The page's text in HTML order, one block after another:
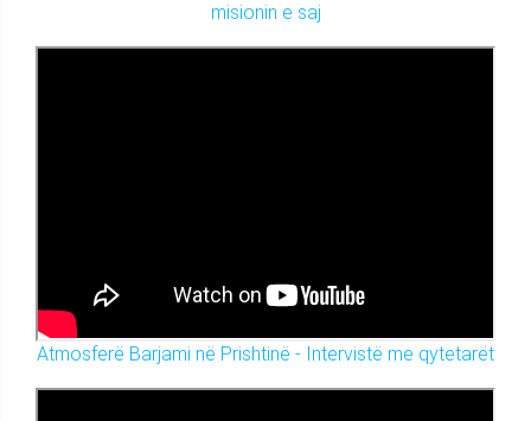
misionin e saj
Atmosferë Barjami në Prishtinë - Intervistë me qytetarët